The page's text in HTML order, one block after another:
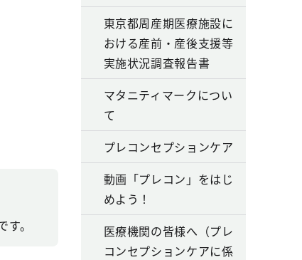
す。
東京都周産期医療施設に
おける産前・産後支援等
実施状況調査報告書
マタニティマークについ
て
プレコンセプションケア
動画「プレコン」をはじ
めよう！
医療機関の皆様へ（プレ
コンセプションケアに係